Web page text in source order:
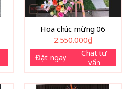
Hoa chúc mừng 06
2.550.000₫
Đặt ngay
Chat tư
vấn